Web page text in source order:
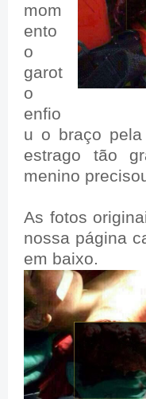
mom
ento
o
garot
o
enfio
u o braço
estrago tão
menino
As fotos
nossa página
em baixo.